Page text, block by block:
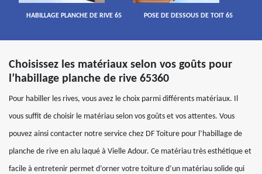
HABILLAGE PLANCHE DE RIVE 65 POSE DE DESSOUS DE TOIT 65
Choisissez les matériaux selon vos goûts pour
l’habillage planche de rive 65360
Pour habiller les rives, vous avez le choix parmi différents matériaux. Il
vous suffit de choisir le matériau selon vos goûts et vos attentes. Vous
pouvez ainsi contacter notre service chez DF Toiture pour l’habillage de
planche de rive en alu laqué à Vielle Adour. Ce matériau très esthétique et
facile à entretenir permet d’orner votre toiture d’un matériau solide qui